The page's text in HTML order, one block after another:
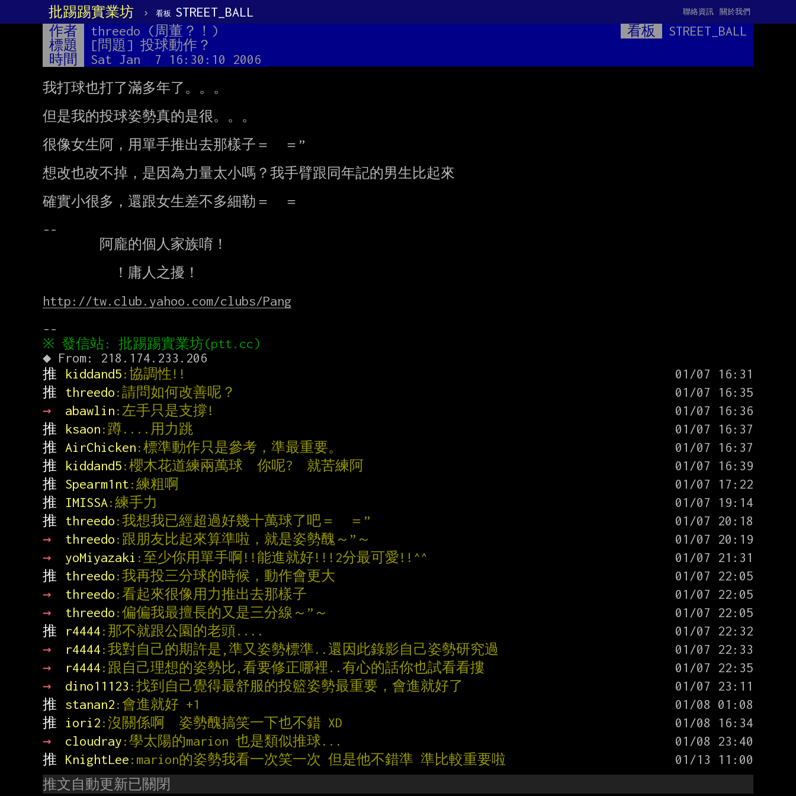
批踢踢實業坊 › 看板 STREET_BALL 關於我們
聯絡資訊
作者 threedo (周董？！) 看板
STREET_BALL
標題
[問題] 投球動作？
時間
Sat Jan  7 16:30:10 2006
我打球也打了滿多年了。。。
但是我的投球姿勢真的是很。。。
很像女生阿，用單手推出去那樣子＝　＝”
想改也改不掉，是因為力量太小嗎？我手臂跟同年記的男生比起來
確實小很多，還跟女生差不多細勒＝　＝
--
http://tw.club.yahoo.com/clubs/Pang
推
kiddand5:協調性!!
推
threedo:請問如何改善呢？
→
abawlin:左手只是支撐!
推
ksaon:蹲....用力跳
推
AirChicken:標準動作只是參考，準最重要。
推
kiddand5:櫻木花道練兩萬球  你呢?  就苦練阿
推
Spearm1nt:練粗啊
推
IMISSA:練手力
推
threedo:我想我已經超過好幾十萬球了吧＝　＝”
→
threedo:跟朋友比起來算準啦，就是姿勢醜～”～
→
yoMiyazaki :至少你用單手啊!!能進就好!!!2分最可愛!!^^
推
threedo:我再投三分球的時候，動作會更大
→
threedo:看起來很像用力推出去那樣子
→
threedo:偏偏我最擅長的又是三分線～”～
推
r4444:那不就跟公園的老頭....
→
r4444:我對自己的期許是,準又姿勢標準..還因此錄影自己姿勢研究過
→
r4444:跟自己理想的姿勢比,看要修正哪裡..有心的話你也試看看摟
→
dino11123 :找到自己覺得最舒服的投籃姿勢最重要，會進就好了
推
stanan2:會進就好 +1
推
iori2:沒關係啊  姿勢醜搞笑一下也不錯 XD
→
cloudray:學太陽的marion 也是類似推球...
推
KnightLee:marion的姿勢我看一次笑一次 但是他不錯準 準比較重要啦
推文自動更新已關閉